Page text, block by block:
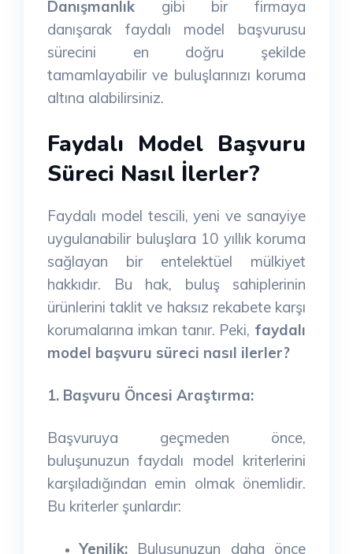
Danışmanlık gibi bir firmaya
danışarak faydalı model başvurusu
sürecini en doğru şekilde
tamamlayabilir ve buluşlarınızı koruma
altına alabilirsiniz.
Faydalı Model Başvuru
Süreci Nasıl İlerler?
Faydalı model tescili, yeni ve sanayiye
uygulanabilir buluşlara 10 yıllık koruma
sağlayan bir entelektüel mülkiyet
hakkıdır. Bu hak, buluş sahiplerinin
ürünlerini taklit ve haksız rekabete karşı
korumalarına imkan tanır. Peki, faydalı
model başvuru süreci nasıl ilerler?
1. Başvuru Öncesi Araştırma:
Başvuruya geçmeden önce,
buluşunuzun faydalı model kriterlerini
karşıladığından emin olmak önemlidir.
Bu kriterler şunlardır:
Yenilik: Buluşunuzun daha önce